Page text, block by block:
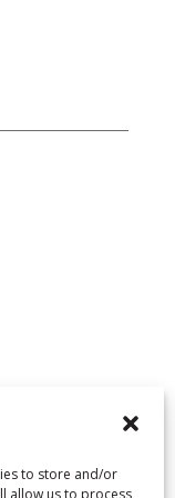
to store and/or
allow us to process